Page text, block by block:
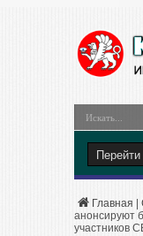
Главная
анонсируют
участников